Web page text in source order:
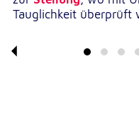
Tauglichkeit überprüft
Um Inhalte von